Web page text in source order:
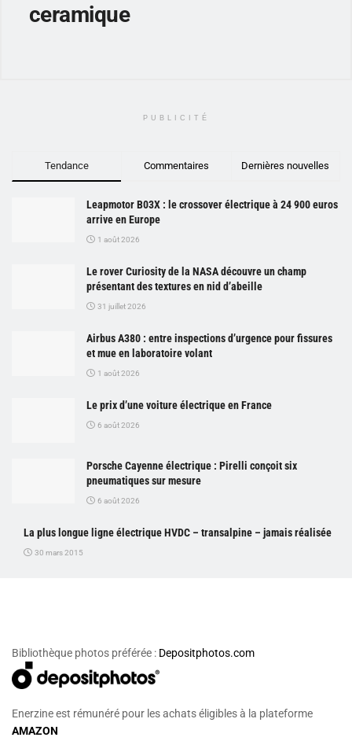
ceramique
PUBLICITÉ
Tendance Commentaires Dernières nouvelles
Leapmotor B03X : le crossover électrique à 24 900 euros
arrive en Europe
1 août 2026
Le rover Curiosity de la NASA découvre un champ
présentant des textures en nid d’abeille
31 juillet 2026
Airbus A380 : entre inspections d’urgence pour fissures
et mue en laboratoire volant
1 août 2026
Le prix d’une voiture électrique en France
6 août 2026
Porsche Cayenne électrique : Pirelli conçoit six
pneumatiques sur mesure
6 août 2026
La plus longue ligne électrique HVDC – transalpine – jamais réalisée
30 mars 2015
Bibliothèque photos préférée : Depositphotos.com
Enerzine est rémunéré pour les achats éligibles à la plateforme
AMAZON